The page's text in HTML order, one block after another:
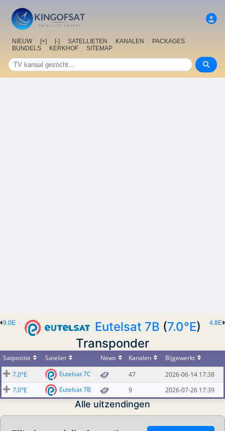
NIEUW [+] [-] SATELLIETEN KANALEN
PACKAGES
BUNDELS
KERKHOF SITEMAP
4.8E
9.0E Eutelsat 7B (7.0°E)
Transponder
Satpositie Sateliet News Kanalen
Bijgewerkt
7.0°E
Eutelsat 7C 47
2026-06-14 17:38
7.0°E
Eutelsat 7B 9 2026-07-26 17:39
Alle uitzendingen